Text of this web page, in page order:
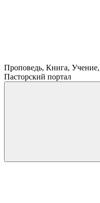
Проповедь, Книга,
Пасторский портал